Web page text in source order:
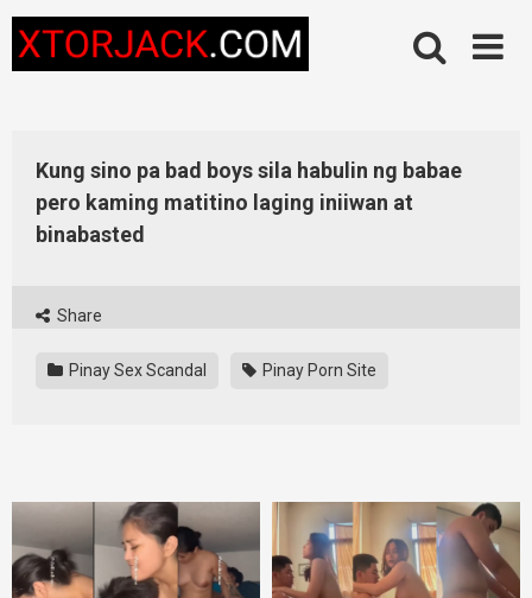
content
Kung sino pa bad boys sila habulin ng babae
pero kaming matitino laging iniiwan at
binabasted
Share
Pinay Sex Scandal Pinay Porn Site